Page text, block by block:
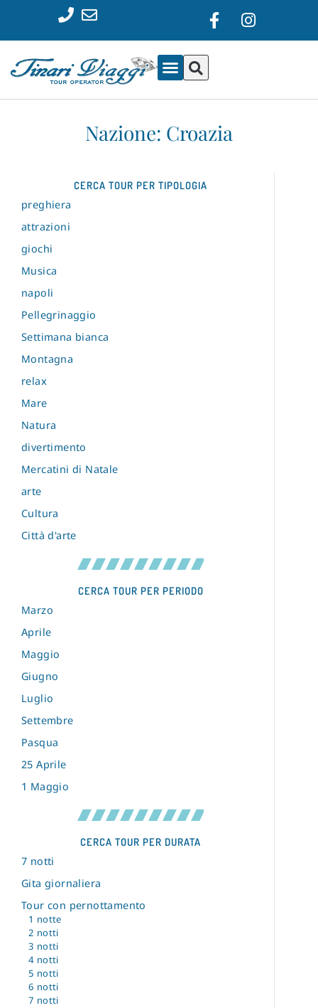
Nazione: Croazia
CERCA TOUR PER TIPOLOGIA
preghiera
attrazioni
giochi
Musica
napoli
Pellegrinaggio
Settimana bianca
Montagna
relax
Mare
Natura
divertimento
Mercatini di Natale
arte
Cultura
Città d'arte
CERCA TOUR PER PERIODO
Marzo
Aprile
Maggio
Giugno
Luglio
Settembre
Pasqua
25 Aprile
1 Maggio
CERCA TOUR PER DURATA
7 notti
Gita giornaliera
Tour con pernottamento
1 notte
2 notti
3 notti
4 notti
5 notti
6 notti
7 notti